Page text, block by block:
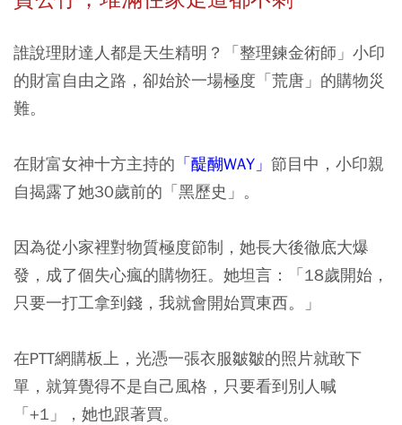
誰說理財達人都是天生精明？「整理鍊金術師」小印
的財富自由之路，卻始於一場極度「荒唐」的購物災
難。
在財富女神十方主持的 「醍醐WAY」 節目中，小印親
自揭露了她30歲前的「黑歷史」。
因為從小家裡對物質極度節制，她長大後徹底大爆
發，成了個失心瘋的購物狂。她坦言：
「18歲開始，
只要一打工拿到錢，我就會開始買東西。」
在PTT網購板上，光憑一張衣服皺皺的照片就敢下
單，就算覺得不是自己風格，只要看到別人喊
「+1」，她也跟著買。